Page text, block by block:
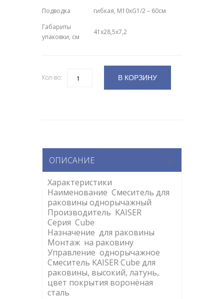
Подводка
гибкая, M10xG1/2 – 60см
Габариты
упаковки, см
41х28,5х7,2
Кол-во: Количество В КОРЗИНУ
ОПИСАНИЕ
Характеристики
Наименование Смеситель для
раковины однорычажный
Производитель KAISER
Серия Cube
Назначение для раковины
Монтаж на раковину
Управление однорычажное
Смеситель KAISER Cube для
раковины, высокий, латунь,
цвет покрытия воронёная
сталь